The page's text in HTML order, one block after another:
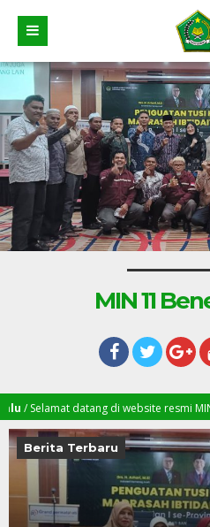
MIN 11
datang di website resmi MIN 11
Berita Terbaru